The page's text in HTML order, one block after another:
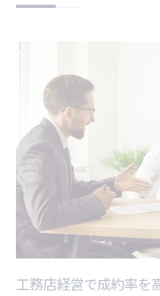
工務店経営で成約率を